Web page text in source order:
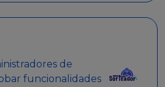
de
funcionalidades